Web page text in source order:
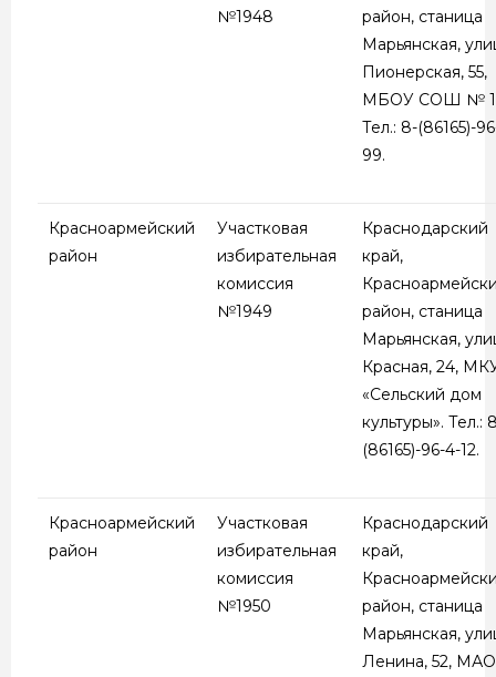
№1948
район, станица
Марьянская,
Пионерская, 55,
МБОУ СОШ №
Тел.: 8-(86165)-
99.
Красноармейский
район
Участковая
избирательная
комиссия
№1949
Краснодарский
край,
район, станица
Марьянская,
Красная, 24,
«Сельский дом
культуры». Тел.:
(86165)-96-4-12.
Красноармейский
район
Участковая
избирательная
комиссия
№1950
Краснодарский
край,
район, станица
Марьянская,
Ленина, 52,